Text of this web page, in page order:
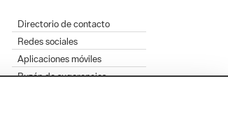
Directorio de contacto
Redes sociales
Aplicaciones móviles
Buzón de sugerencias